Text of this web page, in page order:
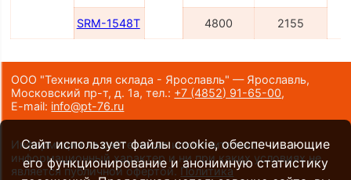
SRM-1548Т 4800 2155
ООО "Техника для склада - Ярославль" — Ярославль,
Московский пр-т, д. 1а,тел.: +7 (4852) 91-65-00,
E-mail: info@pt-76.ru
Информация на сайте носит исключительно
информационный характер и ни при каких условиях не
является публичной офертой. Политика
Сайт использует файлы cookie, обеспечивающие
его функционирование и анонимную статистику